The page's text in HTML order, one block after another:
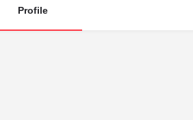
Profile